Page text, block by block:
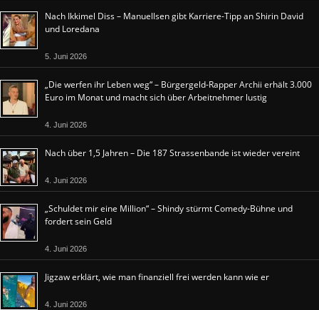
Nach Ikkimel Diss – Manuellsen gibt Karriere-Tipp an Shirin David
und Loredana
5. Juni 2026
„Die werfen ihr Leben weg“ – Bürgergeld-Rapper Archii erhält 3.000
Euro im Monat und macht sich über Arbeitnehmer lustig
4. Juni 2026
Nach über 1,5 Jahren – Die 187 Strassenbande ist wieder vereint
4. Juni 2026
„Schuldet mir eine Million“ – Shindy stürmt Comedy-Bühne und
fordert sein Geld
4. Juni 2026
Jigzaw erklärt, wie man finanziell frei werden kann wie er
4. Juni 2026